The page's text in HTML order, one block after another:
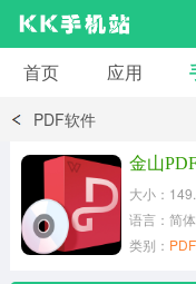
安卓应用
小说漫画
首页 应用
PDF软件
大小：
语言：简
类别：